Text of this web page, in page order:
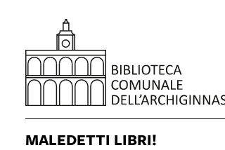
MALEDETTI LIBRI!